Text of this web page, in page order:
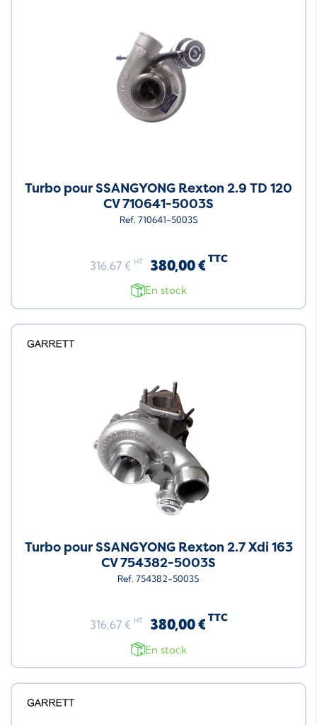
Turbo pour SSANGYONG Rexton 2.9 TD 120
CV 710641-5003S
Ref. 710641-5003S
316,67 € HT 380,00 € TTC
En stock
Turbo pour SSANGYONG Rexton 2.7 Xdi 163
CV 754382-5003S
Ref. 754382-5003S
316,67 € HT 380,00 € TTC
En stock